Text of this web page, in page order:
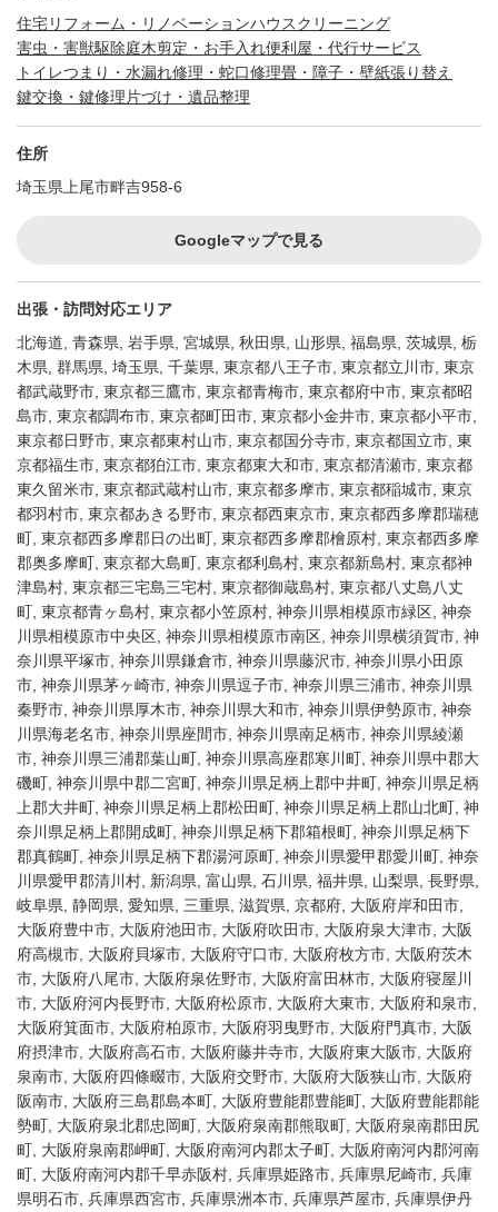
住宅リフォーム・リノベーションハウスクリーニング
害虫・害獣駆除庭木剪定・お手入れ便利屋・代行サービス
トイレつまり・水漏れ修理・蛇口修理畳・障子・壁紙張り替え
鍵交換・鍵修理片づけ・遺品整理
住所
埼玉県上尾市畔吉958-6
Googleマップで見る
出張・訪問対応エリア
北海道, 青森県, 岩手県, 宮城県, 秋田県, 山形県, 福島県, 茨城県, 栃
木県, 群馬県, 埼玉県, 千葉県, 東京都八王子市, 東京都立川市, 東京
都武蔵野市, 東京都三鷹市, 東京都青梅市, 東京都府中市, 東京都昭
島市, 東京都調布市, 東京都町田市, 東京都小金井市, 東京都小平市,
東京都日野市, 東京都東村山市, 東京都国分寺市, 東京都国立市, 東
京都福生市, 東京都狛江市, 東京都東大和市, 東京都清瀬市, 東京都
東久留米市, 東京都武蔵村山市, 東京都多摩市, 東京都稲城市, 東京
都羽村市, 東京都あきる野市, 東京都西東京市, 東京都西多摩郡瑞穂
町, 東京都西多摩郡日の出町, 東京都西多摩郡檜原村, 東京都西多摩
郡奥多摩町, 東京都大島町, 東京都利島村, 東京都新島村, 東京都神
津島村, 東京都三宅島三宅村, 東京都御蔵島村, 東京都八丈島八丈
町, 東京都青ヶ島村, 東京都小笠原村, 神奈川県相模原市緑区, 神奈
川県相模原市中央区, 神奈川県相模原市南区, 神奈川県横須賀市, 神
奈川県平塚市, 神奈川県鎌倉市, 神奈川県藤沢市, 神奈川県小田原
市, 神奈川県茅ヶ崎市, 神奈川県逗子市, 神奈川県三浦市, 神奈川県
秦野市, 神奈川県厚木市, 神奈川県大和市, 神奈川県伊勢原市, 神奈
川県海老名市, 神奈川県座間市, 神奈川県南足柄市, 神奈川県綾瀬
市, 神奈川県三浦郡葉山町, 神奈川県高座郡寒川町, 神奈川県中郡大
磯町, 神奈川県中郡二宮町, 神奈川県足柄上郡中井町, 神奈川県足柄
上郡大井町, 神奈川県足柄上郡松田町, 神奈川県足柄上郡山北町, 神
奈川県足柄上郡開成町, 神奈川県足柄下郡箱根町, 神奈川県足柄下
郡真鶴町, 神奈川県足柄下郡湯河原町, 神奈川県愛甲郡愛川町, 神奈
川県愛甲郡清川村, 新潟県, 富山県, 石川県, 福井県, 山梨県, 長野県,
岐阜県, 静岡県, 愛知県, 三重県, 滋賀県, 京都府, 大阪府岸和田市,
大阪府豊中市, 大阪府池田市, 大阪府吹田市, 大阪府泉大津市, 大阪
府高槻市, 大阪府貝塚市, 大阪府守口市, 大阪府枚方市, 大阪府茨木
市, 大阪府八尾市, 大阪府泉佐野市, 大阪府富田林市, 大阪府寝屋川
市, 大阪府河内長野市, 大阪府松原市, 大阪府大東市, 大阪府和泉市,
大阪府箕面市, 大阪府柏原市, 大阪府羽曳野市, 大阪府門真市, 大阪
府摂津市, 大阪府高石市, 大阪府藤井寺市, 大阪府東大阪市, 大阪府
泉南市, 大阪府四條畷市, 大阪府交野市, 大阪府大阪狭山市, 大阪府
阪南市, 大阪府三島郡島本町, 大阪府豊能郡豊能町, 大阪府豊能郡能
勢町, 大阪府泉北郡忠岡町, 大阪府泉南郡熊取町, 大阪府泉南郡田尻
町, 大阪府泉南郡岬町, 大阪府南河内郡太子町, 大阪府南河内郡河南
町, 大阪府南河内郡千早赤阪村, 兵庫県姫路市, 兵庫県尼崎市, 兵庫
県明石市, 兵庫県西宮市, 兵庫県洲本市, 兵庫県芦屋市, 兵庫県伊丹